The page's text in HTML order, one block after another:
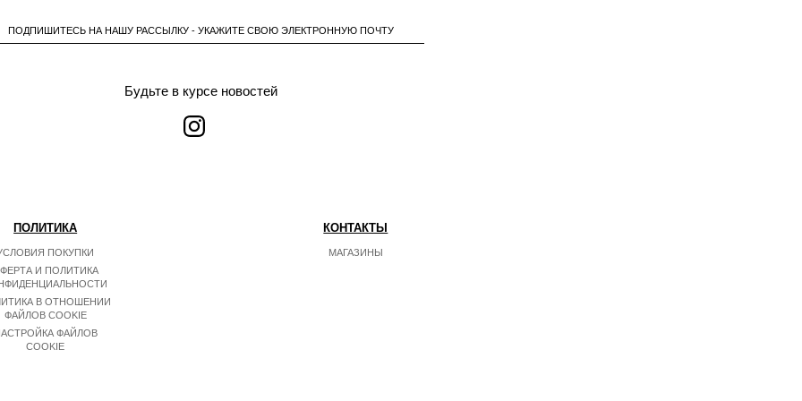
ПОДПИШИТЕСЬ НА НАШУ РАССЫЛКУ - УКАЖИТЕ СВОЮ ЭЛЕКТРОННУЮ ПОЧТУ
Будьте в курсе новостей
ПОЛИТИКА
ПОКУПКИ
И ПОЛИТИКА
В ОТНОШЕНИИ
ФАЙЛОВ COOKIE
ФАЙЛОВ
COOKIE
КОНТАКТЫ
МАГАЗИНЫ